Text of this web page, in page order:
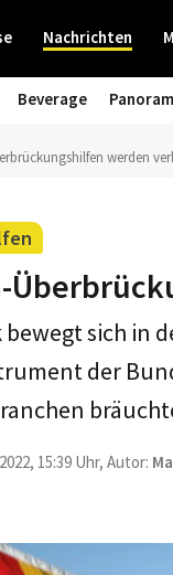
Nachrichten
Beverage
werden
bewegt sich in
der
15:39 Uhr, Autor: